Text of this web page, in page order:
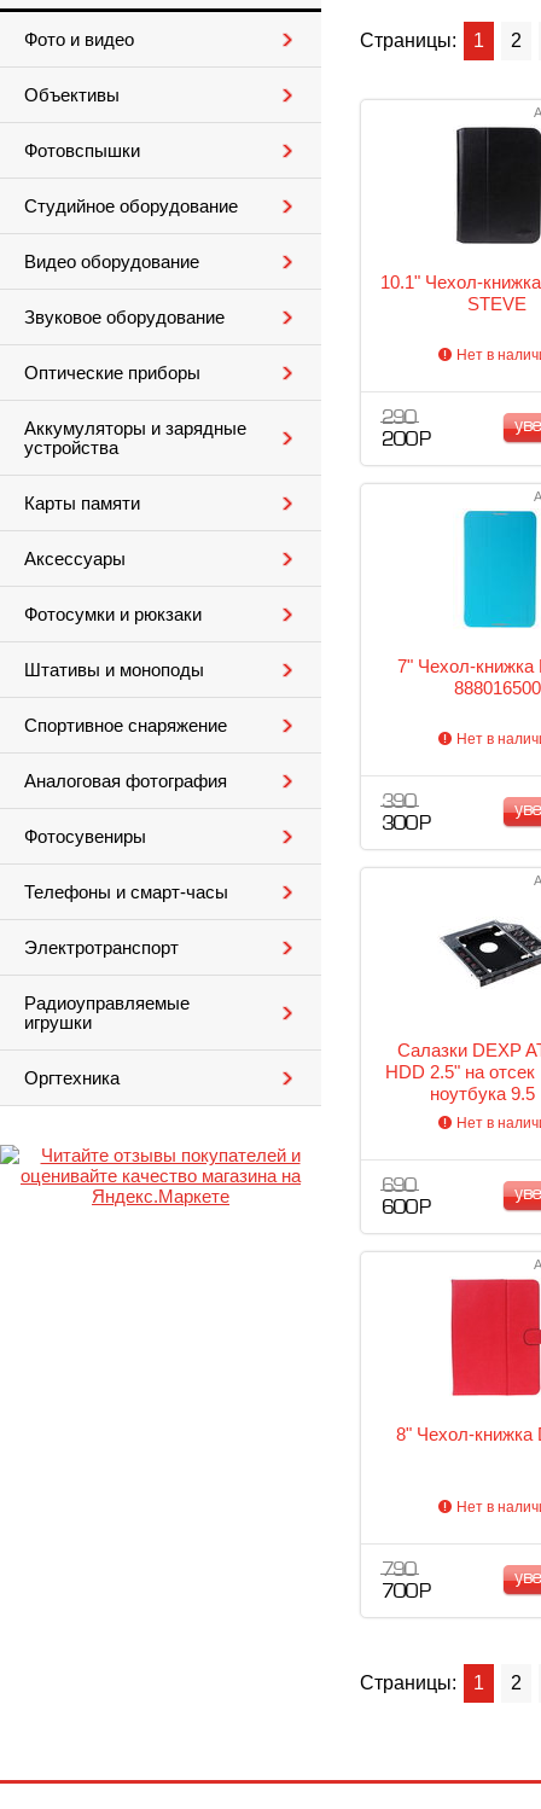
Фото и видео
Объективы
Фотовспышки
Студийное оборудование
Видео оборудование
Звуковое оборудование
Оптические приборы
Аккумуляторы и зарядные
устройства
Карты памяти
Аксессуары
Фотосумки и рюкзаки
Штативы и моноподы
Спортивное снаряжение
Аналоговая фотография
Фотосувениры
Телефоны и смарт-часы
Электротранспорт
Радиоуправляемые
игрушки
Оргтехника
Страницы: 1 2
10.1" Чехол-
STEVE
Нет в
290
200 Р
7" Чехол-книжка
888016500
Нет в
390
300 Р
Салазки DEXP
HDD 2.5" на отсек
ноутбука
Нет в
690
600 Р
8" Чехол-книжка
Нет в
790
700 Р
Страницы: 1 2